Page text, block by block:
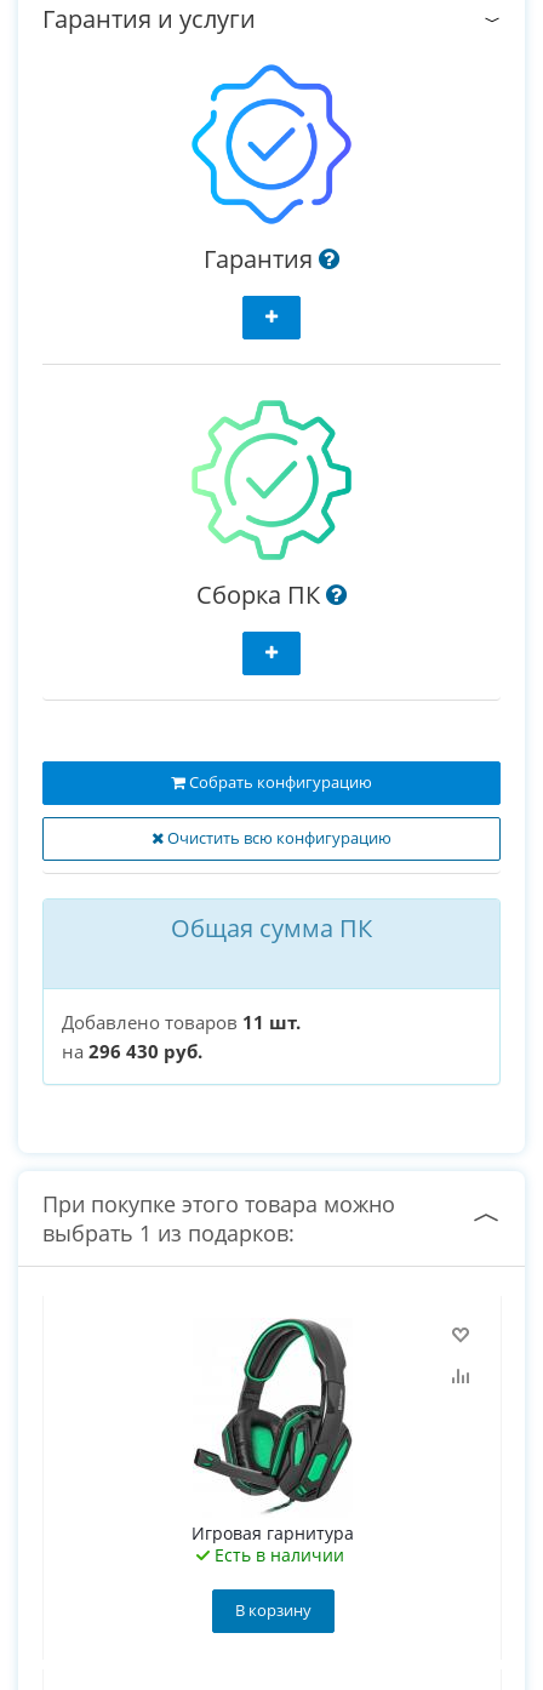
Гарантия и услуги
Гарантия
Сборка ПК
Очистить всю конфигурацию
Собрать конфигурацию
Общая сумма ПК
Добавлено товаров 11 шт.
на 296 430 руб.
При покупке этого товара можно
выбрать 1 из подарков:
Игровая гарнитура
Есть в наличии
В корзину